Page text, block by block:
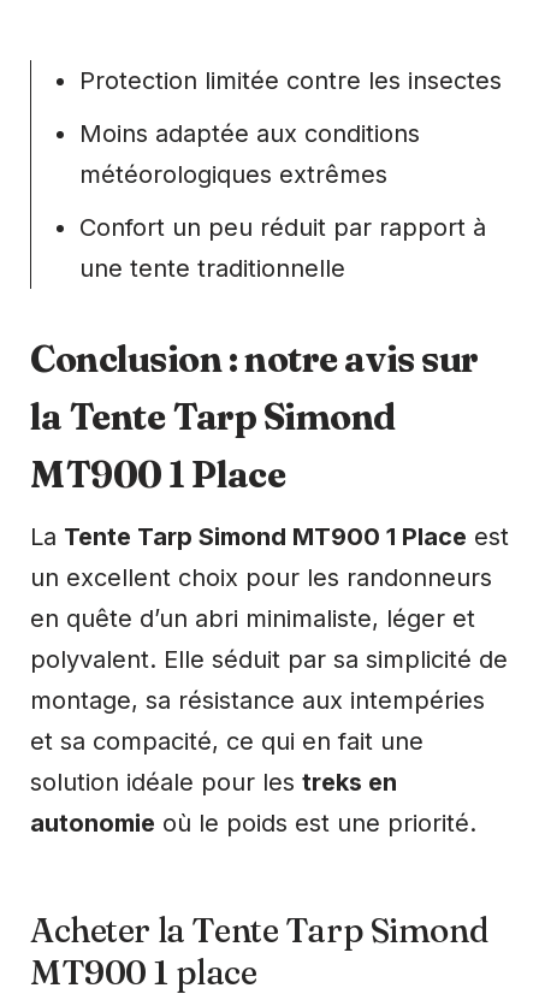
Protection limitée contre les insectes
Moins adaptée aux conditions
météorologiques extrêmes
Confort un peu réduit par rapport à
une tente traditionnelle
Conclusion : notre avis sur
la Tente Tarp Simond
MT900 1 Place
La Tente Tarp Simond MT900 1 Place est
un excellent choix pour les randonneurs
en quête d’un abri minimaliste, léger et
polyvalent. Elle séduit par sa simplicité de
montage, sa résistance aux intempéries
et sa compacité, ce qui en fait une
solution idéale pour les treks en
autonomie où le poids est une priorité.
Acheter la Tente Tarp Simond
MT900 1 place